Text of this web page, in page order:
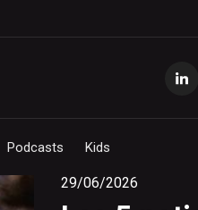
Podcasts Kids
29/06/2026